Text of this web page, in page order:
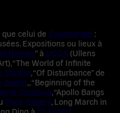
que celui de Caochangdi :
Expositions ou lieux à
Names” à UCCA (Ullens
“The World of Infinite
Station, “Of Disturbance” de
Space,, “Beginning of the
Continua,“Apollo Bangs
Pace Gallery, Long March in
Ding à ShangArt